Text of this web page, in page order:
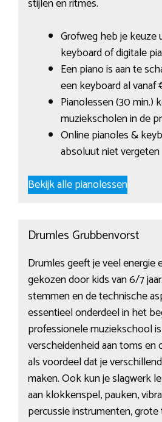
stijlen en ritmes.
Grofweg heb je keuze
keyboard of digitale
Een piano is aan te
een keyboard al vanaf
Pianolessen (30 min.)
muziekscholen in de
Online pianoles &
absoluut niet vergeten
Bekijk alle pianolessen
Drumles Grubbenvorst
Drumles geeft je veel energie
gekozen door kids van 6/7
stemmen en de technische
essentieel onderdeel in het
professionele muziekschool
verscheidenheid aan toms en
als voordeel dat je
maken. Ook kun je slagwerk
aan klokkenspel, pauken,
percussie instrumenten, grote